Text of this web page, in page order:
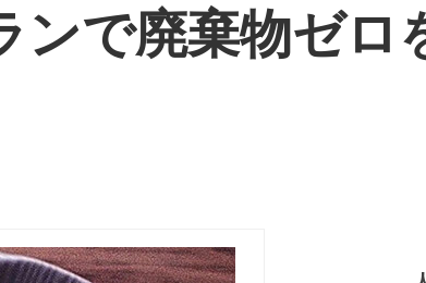
ンで廃棄物ゼロ